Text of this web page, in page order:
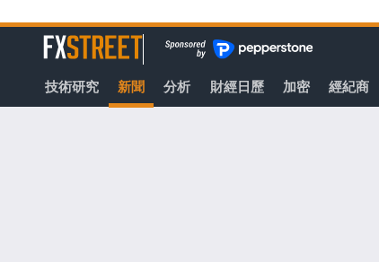
至
容
FXStreet
技術研究 新聞 分析 財經日歷 加密 經紀商